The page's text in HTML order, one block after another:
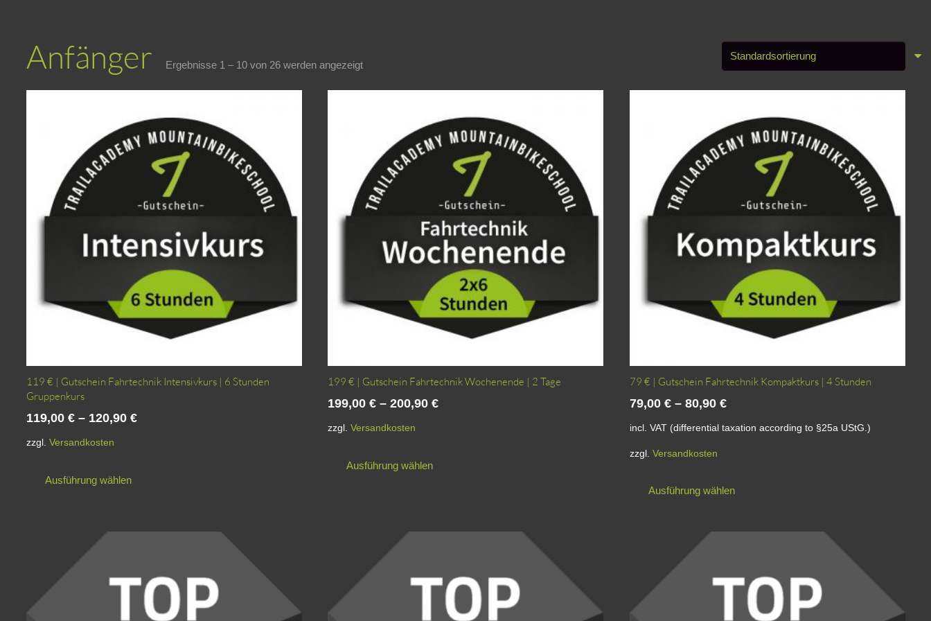
Anfänger Ergebnisse 1 – 10 von 26 werden angezeigt
119 € | Gutschein Fahrtechnik Intensivkurs | 6 Stunden
Gruppenkurs
119,00 €– 120,90 €
zzgl. Versandkosten
Ausführung wählen
Optionen
können
199 € | Gutschein Fahrtechnik Wochenende | 2 Tage
199,00 € – 200,90 €
zzgl. Versandkosten
Ausführung wählen
Optionen
können
auf
79 € | Gutschein Fahrtechnik Kompaktkurs | 4 Stunden
79,00 €– 80,90 €
incl. VAT (differential taxation according to §25a UStG.)
zzgl. Versandkosten
Ausführung wählen
mehrere
Die
Optionen